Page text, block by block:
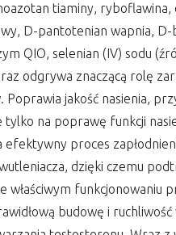
tiaminy,
D-pantotenian wapnia, D-
QIO, selenian (IV) sodu
odgrywa znaczącą rolę
jakość nasienia,
na poprawę funkcji
proces
dzięki czemu
funkcjonowaniu
budowę i